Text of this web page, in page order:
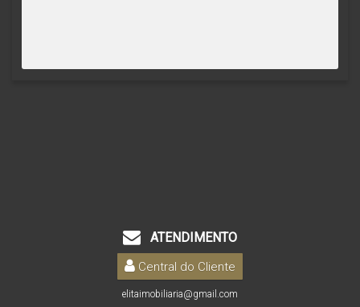
ATENDIMENTO
Central do Cliente
elitaimobiliaria@gmail.com